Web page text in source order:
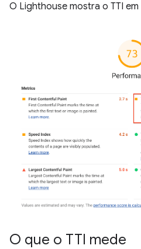
O Lighthouse mostra o TTI
O que o TTI mede